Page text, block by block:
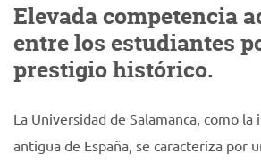
Elevada competencia
entre los estudiantes
prestigio histórico.
La Universidad de Salamanca, como
antigua de España, se caracteriza por